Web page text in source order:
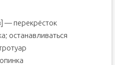
— перекрёсток
останавливаться